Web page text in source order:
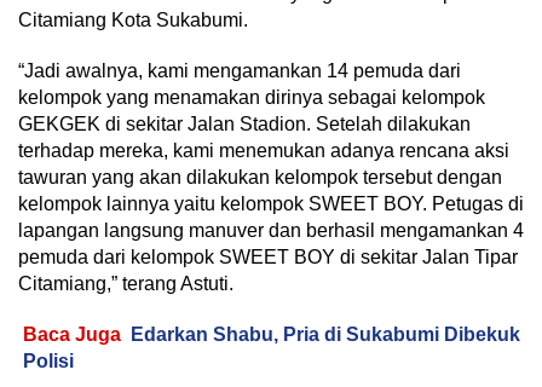
Citamiang Kota Sukabumi.
“Jadi awalnya, kami mengamankan 14 pemuda dari
kelompok yang menamakan dirinya sebagai kelompok
GEKGEK di sekitar Jalan Stadion. Setelah dilakukan
terhadap mereka, kami menemukan adanya rencana aksi
tawuran yang akan dilakukan kelompok tersebut dengan
kelompok lainnya yaitu kelompok SWEET BOY. Petugas di
lapangan langsung manuver dan berhasil mengamankan 4
pemuda dari kelompok SWEET BOY di sekitar Jalan Tipar
Citamiang,” terang Astuti.
Baca Juga
Edarkan Shabu, Pria di Sukabumi Dibekuk
Polisi